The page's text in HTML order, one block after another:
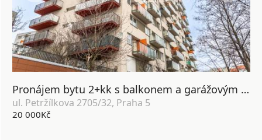
Pronájem bytu 2+kk s balkonem a garážovým stáním, OV, 58m2, ul. Petržílkova 2705/32, Praha 5 - Hůrka
ul. Petržílkova 2705/32, Praha 5
20 000Kč